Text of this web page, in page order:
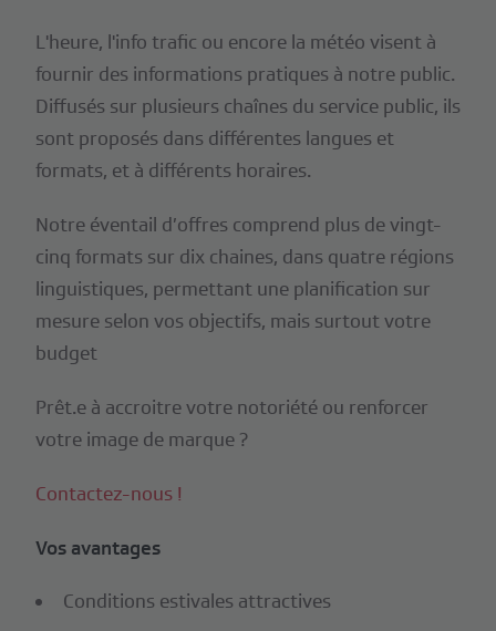
L'heure, l'info trafic ou encore la météo visent à
fournir des informations pratiques à notre public.
Diffusés sur plusieurs chaînes du service public, ils
sont proposés dans différentes langues et
formats, et à différents horaires.
Notre éventail d’offres comprend plus de vingt-
cinq formats sur dix chaines, dans quatre régions
linguistiques, permettant une planification sur
mesure selon vos objectifs, mais surtout votre
budget
Prêt.e à accroitre votre notoriété ou renforcer
votre image de marque ?
Contactez-nous !
Vos avantages
Conditions estivales attractives